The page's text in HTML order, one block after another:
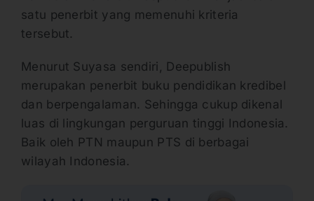
satu penerbit yang memenuhi kriteria
tersebut.
Menurut Suyasa sendiri, Deepublish
merupakan penerbit buku pendidikan kredibel
dan berpengalaman. Sehingga cukup dikenal
luas di lingkungan perguruan tinggi Indonesia.
Baik oleh PTN maupun PTS di berbagai
wilayah Indonesia.